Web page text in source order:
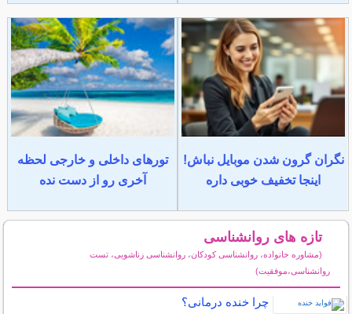
نگران گرون شدن موبایل نباش!
اینجا تخفیف خوبی داره
تورهای داخلی و خارجی لحظه
آخری رو از دست نده
تازه های روانشناسی
(مشاوره خانواده، روانشناسی کودکان، روانشناسی زناشویی، تست
روانشناسی،موفقیت)
چرا خنده درمانی؟